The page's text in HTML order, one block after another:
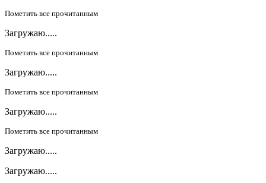
Пометить все прочитанным
Загружаю.....
Пометить все прочитанным
Загружаю.....
Пометить все прочитанным
Загружаю.....
Пометить все прочитанным
Загружаю.....
Загружаю.....